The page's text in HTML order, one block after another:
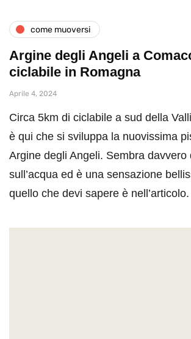
come muoversi
Argine degli Angeli a
ciclabile in Romagna
Aprile 4, 2024
Circa 5km di ciclabile a sud della
è qui che si sviluppa la nuovissima
Argine degli Angeli. Sembra davvero
sull’acqua ed è una sensazione
quello che devi sapere è nell’articolo.